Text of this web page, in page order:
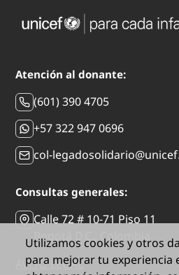
Utilizamos cookies y otros
para mejorar tu experiencia
Atención al donante:
(601) 390 4705
+57 322 947 0696
col-
Consultas generales:
Calle 72 # 10-71 Piso 11
Bogotá D.C., Colombia
AVISO LEGAL